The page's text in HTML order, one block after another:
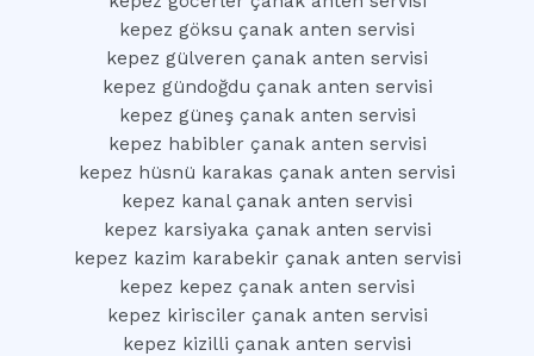
kepez göksu çanak anten servisi
kepez gülveren çanak anten servisi
kepez gündoğdu çanak anten servisi
kepez güneş çanak anten servisi
kepez habibler çanak anten servisi
kepez hüsnü karakas çanak anten servisi
kepez kanal çanak anten servisi
kepez karsiyaka çanak anten servisi
kepez kazim karabekir çanak anten servisi
kepez kepez çanak anten servisi
kepez kirisciler çanak anten servisi
kepez kizilli çanak anten servisi